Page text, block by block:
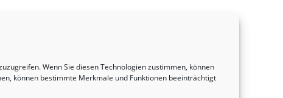
Wenn Sie diesen Technologien zustimmen, können
können bestimmte Merkmale und Funktionen beeinträchtigt